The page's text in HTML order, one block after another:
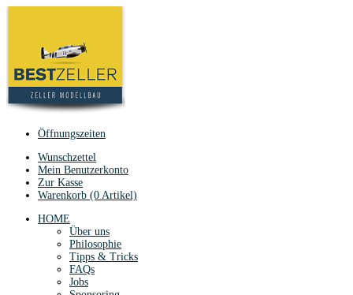
Öffnungszeiten
Wunschzettel
Mein Benutzerkonto
Zur Kasse
Warenkorb (0 Artikel)
HOME
Über uns
Philosophie
Tipps & Tricks
FAQs
Jobs